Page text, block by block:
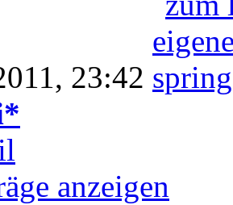
23:42
anzeigen